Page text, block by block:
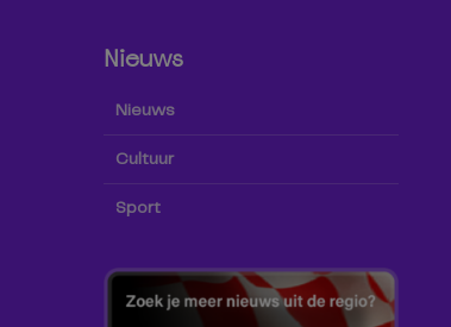
Nieuws
Nieuws
Cultuur
Sport